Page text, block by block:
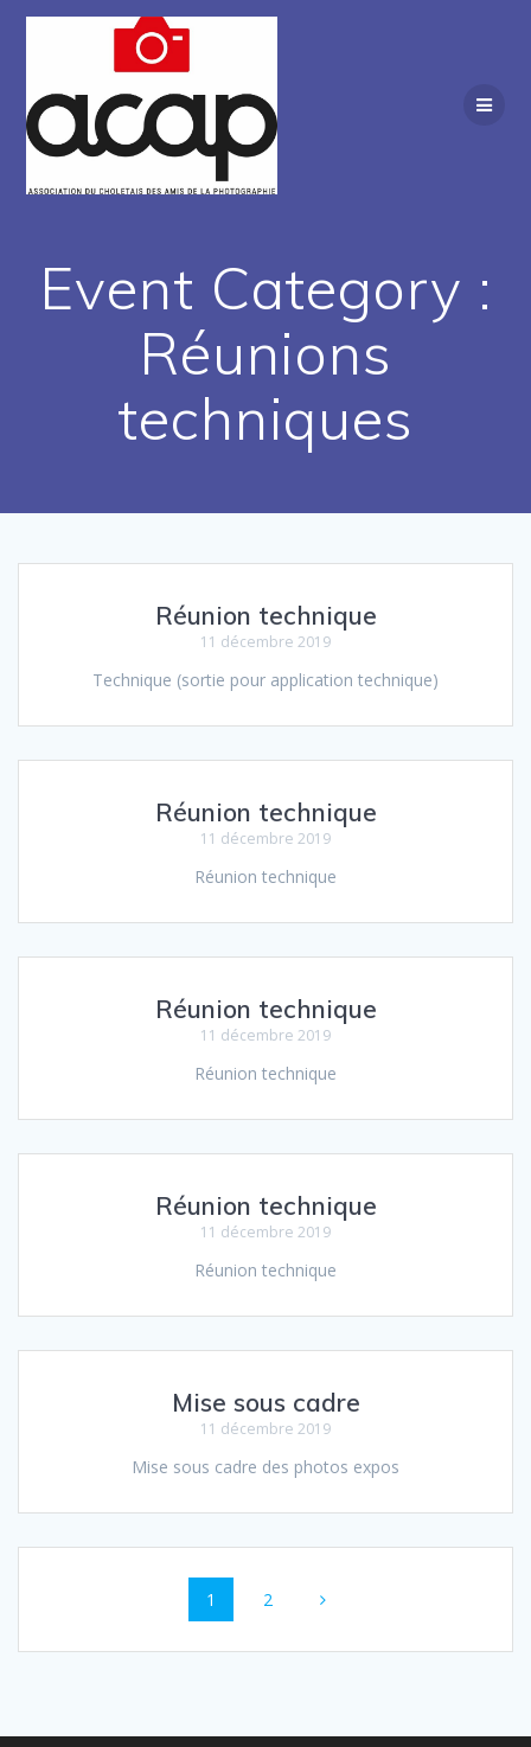
Passer
Event Category :
Réunions
techniques
Réunion technique
11 décembre 2019
Technique (sortie pour application technique)
Réunion technique
11 décembre 2019
Réunion technique
Réunion technique
11 décembre 2019
Réunion technique
Réunion technique
11 décembre 2019
Réunion technique
Mise sous cadre
11 décembre 2019
Mise sous cadre des photos expos
Navigation
sein
Page
1 Page
2